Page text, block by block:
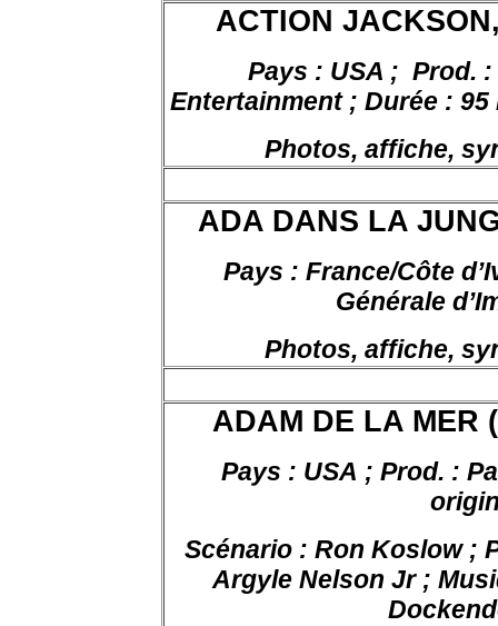
ACTION
Pays : USA ; Prod.
Entertainment ; Durée :
Photos, affiche,
ADA DANS LA
Pays : France/Côte
Générale
Photos, affiche,
ADAM DE LA MER
Pays : USA ; Prod. :
Scénario : Ron Koslow ;
Argyle Nelson Jr ;